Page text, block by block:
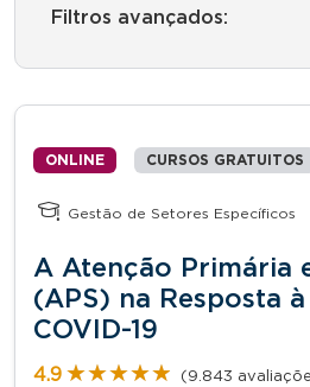
Filtros avançados:
ONLINE CURSOS GRATUITOS
Gestão de Setores Específicos
A Atenção Primária
(APS) na Resposta
COVID-19
4.9 ★★★★★
★★★★★ (9.843